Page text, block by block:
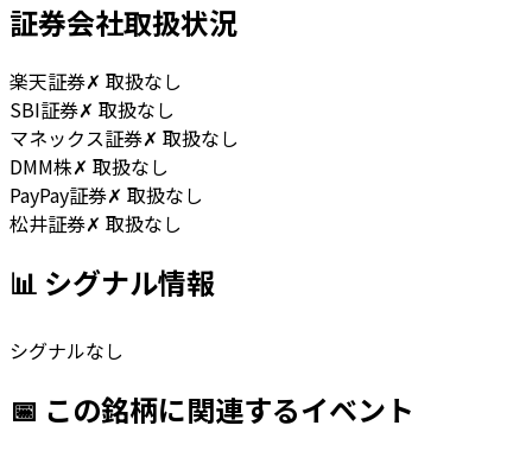
証券会社取扱状況
楽天証券✗ 取扱なし
SBI証券✗ 取扱なし
マネックス証券✗ 取扱なし
DMM株✗ 取扱なし
PayPay証券✗ 取扱なし
松井証券✗ 取扱なし
📊 シグナル情報
シグナルなし
📅 この銘柄に関連するイベント